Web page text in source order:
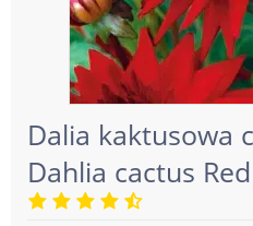
Dalia kaktusowa
Dahlia cactus Red